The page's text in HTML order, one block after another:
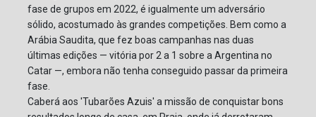
fase de grupos em 2022, é igualmente um adversário
sólido, acostumado às grandes competições. Bem como a
Arábia Saudita, que fez boas campanhas nas duas
últimas edições — vitória por 2 a 1 sobre a Argentina no
Catar —, embora não tenha conseguido passar da primeira
fase.
Caberá aos 'Tubarões Azuis' a missão de conquistar bons